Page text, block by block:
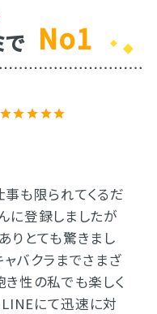
No1
も限られてくるだ
に登録しましたが
りとても驚きまし
バクラまでさまざ
性の私でも楽しく
LINEにて迅速に対